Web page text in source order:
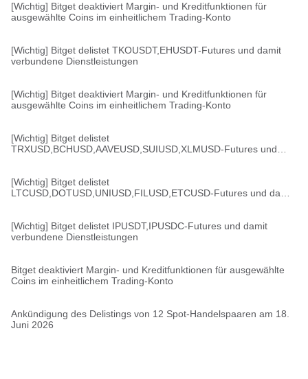
[Wichtig] Bitget deaktiviert Margin- und Kreditfunktionen für
ausgewählte Coins im einheitlichem Trading-Konto
[Wichtig] Bitget delistet TKOUSDT,EHUSDT-Futures und damit
verbundene Dienstleistungen
[Wichtig] Bitget deaktiviert Margin- und Kreditfunktionen für
ausgewählte Coins im einheitlichem Trading-Konto
[Wichtig] Bitget delistet
TRXUSD,BCHUSD,AAVEUSD,SUIUSD,XLMUSD-Futures und
[Wichtig] Bitget delistet
LTCUSD,DOTUSD,UNIUSD,FILUSD,ETCUSD-Futures und damit
[Wichtig] Bitget delistet IPUSDT,IPUSDC-Futures und damit
verbundene Dienstleistungen
Bitget deaktiviert Margin- und Kreditfunktionen für ausgewählte
Coins im einheitlichem Trading-Konto
Ankündigung des Delistings von 12 Spot-Handelspaaren am 18.
Juni 2026